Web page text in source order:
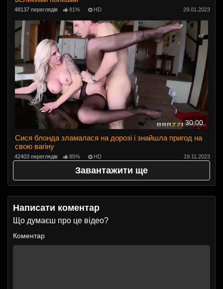
48137 переглядів 81% HD 29.01.2023
30:00
Сися блонда зламалася на дорозі і знайшла пригод на
свою вагіну
42403 переглядів 85% HD 19.11.2023
Завантажити ще
Написати коментар
Що думаєш про це відео?
Коментар